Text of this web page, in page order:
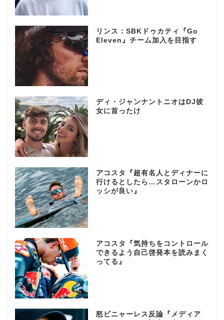
リンス：SBKドゥカティ『Go
Eleven』チーム加入を目指す
ディ・ジャンナントニオはDJ彼
女に首ったけ
アコスタ『超有名人とディナーに
行けるとしたら…スタローンかロ
ッシが良い』
アコスタ『気持ちをコントロール
できるよう自己啓発本を読みまく
ってる』
怒ビニャーレス反論『メディア